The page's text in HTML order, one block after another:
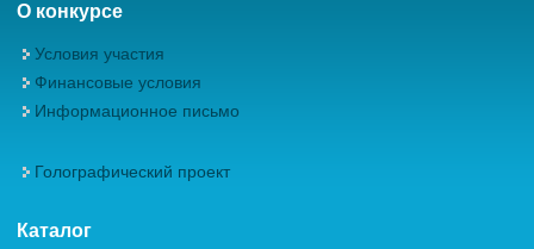
О конкурсе
Условия участия
Финансовые условия
Информационное письмо
Голографический проект
Каталог